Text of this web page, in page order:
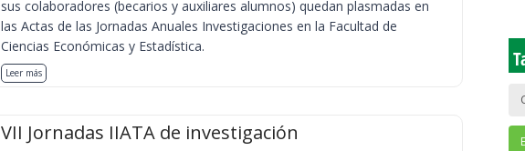
sus colaboradores (becarios y auxiliares alumnos) quedan plasmadas en
las Actas de las Jornadas Anuales Investigaciones en la Facultad de
Ciencias Económicas y Estadística.
Leer más
VII Jornadas IIATA de investigación